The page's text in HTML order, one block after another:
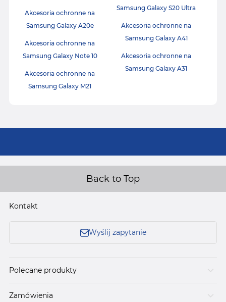
Akcesoria ochronne na
Samsung Galaxy A20e
Akcesoria ochronne na
Samsung Galaxy Note 10
Akcesoria ochronne na
Samsung Galaxy M21
Samsung Galaxy S20 Ultra
Akcesoria ochronne na
Samsung Galaxy A41
Akcesoria ochronne na
Samsung Galaxy A31
Back to Top
Kontakt
Wyślij zapytanie
Polecane produkty
Zamówienia